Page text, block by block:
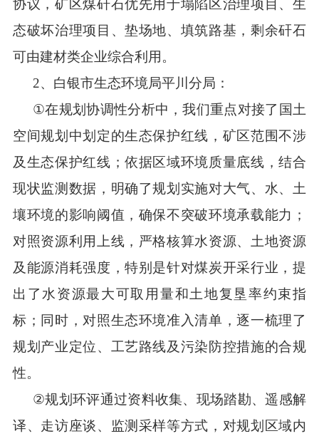
协议，矿区煤矸石优先用于塌陷区治理项目、生
态破坏治理项目、垫场地、填筑路基，剩余矸石
可由建材类企业综合利用。
2、白银市生态环境局平川分局 ：
①在规划协调性分析中，我们重点对接了国土
空间规划中划定的生态保护红线，矿区范围不涉
及生态保护红线；依据区域环境质量底线，结合
现状监测数据，明确了规划实施对大气、水、土
壤环境的影响阈值，确保不突破环境承载能力；
对照资源利用上线，严格核算水资源、土地资源
及能源消耗强度，特别是针对煤炭开采行业，提
出了水资源最大可取用量和土地复垦率约束指
标；同时，对照生态环境准入清单，逐一梳理了
规划产业定位、工艺路线及污染防控措施的合规
性。
②规划环评通过资料收集、现场踏勘、遥感解
译、走访座谈、监测采样等方式，对规划区域内